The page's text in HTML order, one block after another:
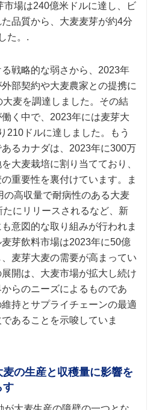
市場は240億米ドルに達し、ビ
品質から、大麦麦芽が約4分
た。.
戦略的な弱さから、2023年
部契約や大麦農家との提携に
麦を調達しました。その結
く中で、2023年には麦芽大
210ドルに達しました。もう
るカナダは、2023年に300万
大麦栽培に割り当てており、
重要性を裏付けています。ま
の高収量で耐病性のある大麦
にリリースされるなど、新
意図的な取り組みが行われま
芽飲料市場は2023年に50億
麦芽大麦の需要が高まってい
開は、大麦市場が拡大し続け
らのニーズによるものであ
持とサプライチェーンの最適
あることを示唆していま
の生産と収穫量に影響を
す